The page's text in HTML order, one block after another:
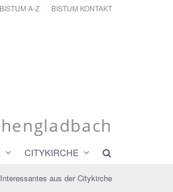
BISTUM A-Z BISTUM KONTAKT
CITYKIRCHE
Interessantes aus der Citykirche